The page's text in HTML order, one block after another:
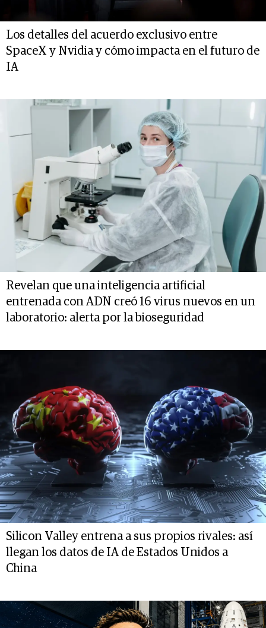
Los detalles del acuerdo exclusivo entre
SpaceX y Nvidia y cómo impacta en el futuro de
IA
Revelan que una inteligencia artificial
entrenada con ADN creó 16 virus nuevos en un
laboratorio: alerta por la bioseguridad
Silicon Valley entrena a sus propios rivales: así
llegan los datos de IA de Estados Unidos a
China